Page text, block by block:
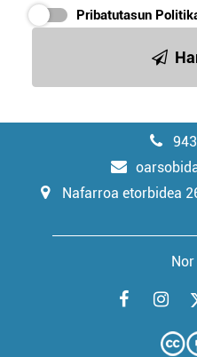
Pribatutasun
Nafarroa etorbidea